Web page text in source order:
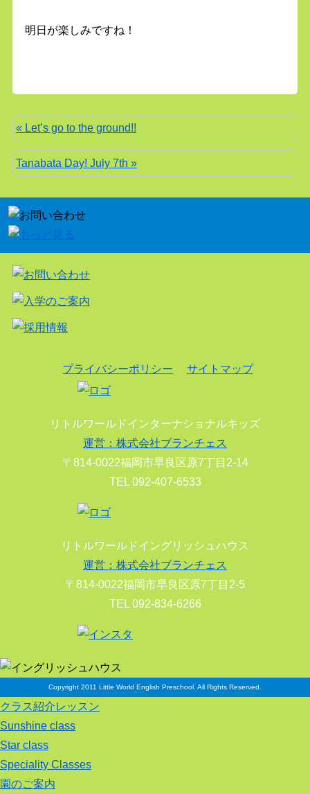
明日が楽しみですね！
« Let’s go to the ground!!
Tanabata Day! July 7th »
プライバシーポリシー サイトマップ
リトルワールドインターナショナルキッズ
運営：株式会社ブランチェス
〒814-0022福岡市早良区原7丁目2-14
TEL 092-407-6533
リトルワールドイングリッシュハウス
運営：株式会社ブランチェス
〒814-0022福岡市早良区原7丁目2-5
TEL 092-834-6266
Copyright 2011 Little World English Preschool. All Rights Reserved.
クラス紹介レッスン
Sunshine class
Star class
Speciality Classes
園のご案内